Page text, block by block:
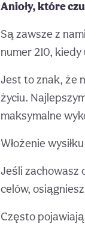
Anioły, które
Są zawsze z
numer 210,
Jest to znak, że
życiu.
maksymalne
Włożenie
Jeśli zachowasz
celów,
Często